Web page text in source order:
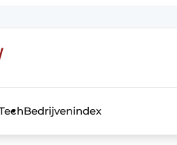
Bedrijvenindex